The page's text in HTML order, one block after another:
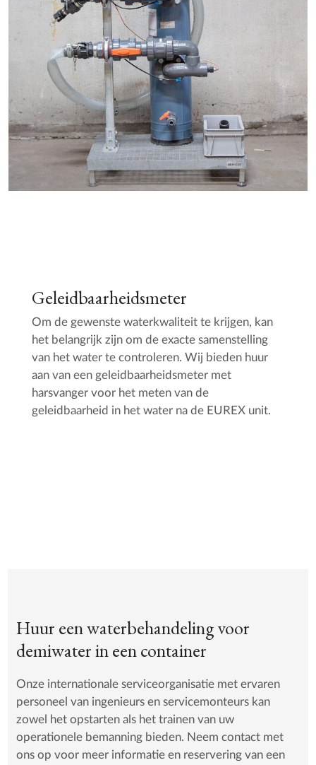
Geleidbaarheidsmeter
Om de gewenste waterkwaliteit te krijgen, kan
het belangrijk zijn om de exacte samenstelling
van het water te controleren. Wij bieden huur
aan van een geleidbaarheidsmeter met
harsvanger voor het meten van de
geleidbaarheid in het water na de EUREX unit.
Huur een waterbehandeling voor
demiwater in een container
Onze internationale serviceorganisatie met ervaren
personeel van ingenieurs en servicemonteurs kan
zowel het opstarten als het trainen van uw
operationele bemanning bieden. Neem contact met
ons op voor meer informatie en reservering van een